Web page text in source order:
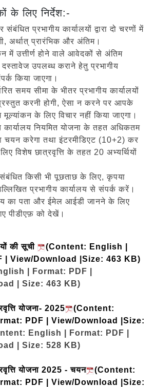
के लिए निर्देश:-
प्रभागीय कार्यालयों द्वारा दो चरणों में
अर्थात् प्रारंभिक और अंतिम।
में उत्तीर्ण होने वाले आवेदकों से अंतिम
उपलब्ध कराने हेतु प्रभागीय
किया जाएगा।
समय सीमा के भीतर प्रभागीय कार्यालयों
करनी होगी, ऐसा न करने पर आपके
के लिए विचार नहीं किया जाएगा।
कार्यालय नियमित योजना के तहत अधिकतम
चयन करेगा तथा इंटरमीडिएट (10+2) कर
विशेष छात्रवृत्ति के तहत 20 अभ्यर्थियों
किसी भी पूछताछ के लिए, कृपया
प्रभागीय कार्यालय से संपर्क करें।
का पता और ईमेल आईडी जानने के लिए
पीडीएफ़ को देखें।
की सूची
(Content: English |
| View/Download |Size: 463 KB)
| Format: PDF |
| Size: 463 KB)
योजना- 2025
(Content:
PDF | View/Download |Size:
English | Format: PDF |
| Size: 528 KB)
योजना 2025 - चयन
(Content:
PDF | View/Download |Size: